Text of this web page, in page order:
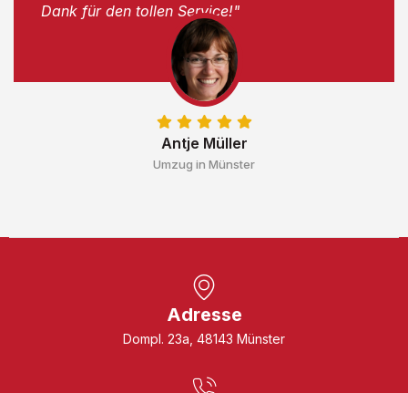
Antje Müller
Umzug in Münster
Dank für den tollen Service!"
Adresse
Dompl. 23a, 48143 Münster